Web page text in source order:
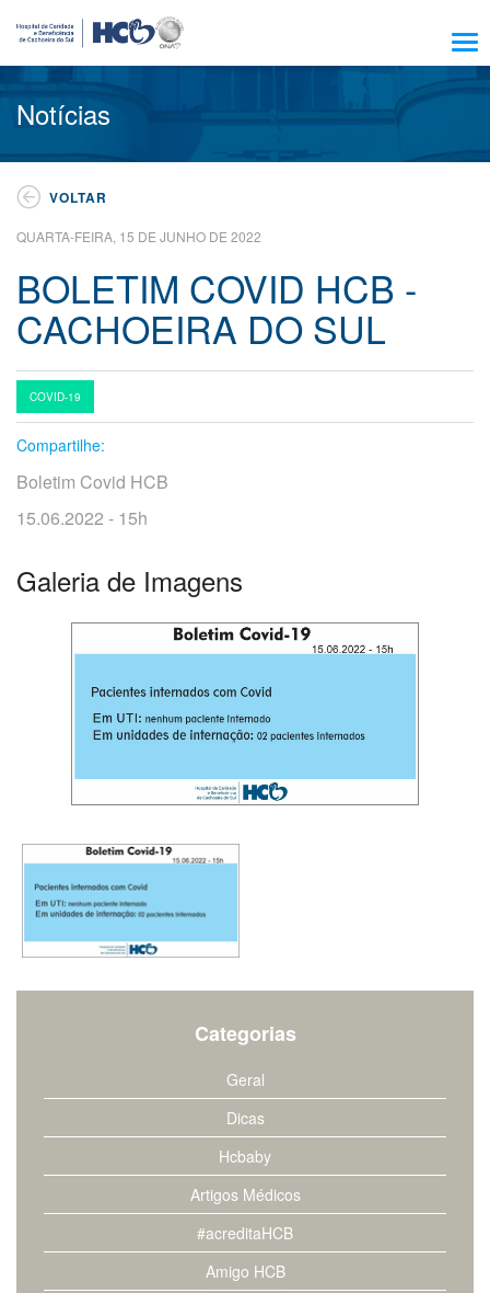
Sobre Nós
Amigo HCB
Notícias
Trabalhe Conosco
Residência, Ensino e Pesquisa
Nossos Serviços
Encontre seu médico
Atendimento
Escola HCB
Resultado de exames
O
procura?
Notícias
VOLTAR
QUARTA-FEIRA, 15 DE JUNHO DE 2022
BOLETIM COVID HCB -
CACHOEIRA DO SUL
COVID-19
Compartilhe:
Boletim Covid HCB
15.06.2022 - 15h
Galeria de Imagens
Categorias
Geral
Dicas
Hcbaby
Artigos Médicos
#acreditaHCB
Amigo HCB